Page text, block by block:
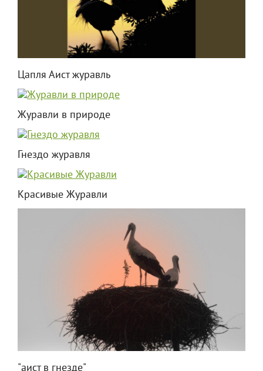
Цапля Аист журавль
Журавли в природе
Гнездо журавля
Красивые Журавли
"аист в гнезде"